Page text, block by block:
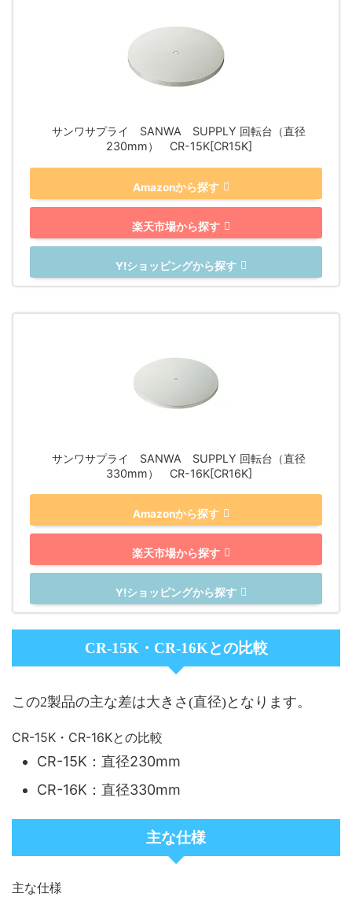
サンワサプライ SANWA SUPPLY 回転台（直径
230mm） CR-15K[CR15K]
Amazonから探す
楽天市場から探す
Y!ショッピングから探す
サンワサプライ SANWA SUPPLY 回転台（直径
330mm） CR-16K[CR16K]
Amazonから探す
楽天市場から探す
Y!ショッピングから探す
CR-15K・CR-16Kとの比較
この2製品の主な差は大きさ(直径)となります。
CR-15K・CR-16Kとの比較
CR-15K：直径230mm
CR-16K：直径330mm
主な仕様
主な仕様